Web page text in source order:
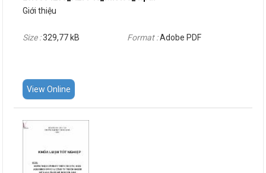
Giới thiệu
Size :329,77 kB Format :Adobe PDF
View Online